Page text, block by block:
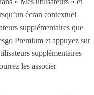
écran contextuel
supplémentaires que
Premium et appuyez sur
supplémentaires
les associer